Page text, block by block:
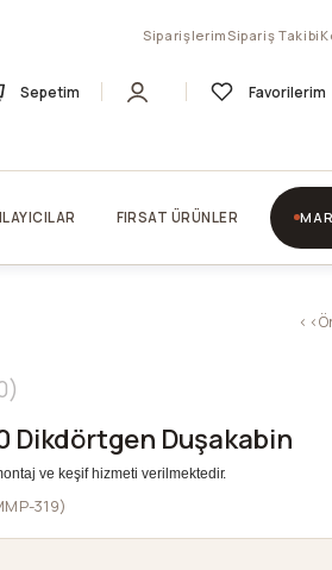
Siparişlerim Sipariş Takibi
Sepetim Favorilerim
FIRSAT ÜRÜNLER
< <
Dikdörtgen Duşakabin
ve keşif hizmeti verilmektedir.
319)